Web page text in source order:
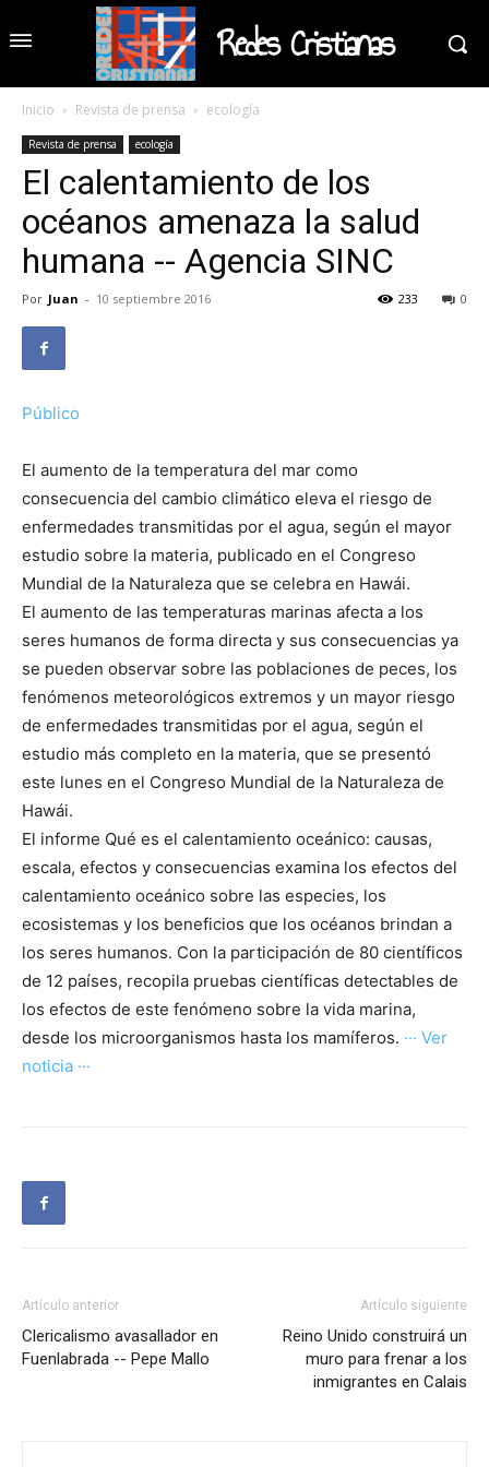
Redes Cristianas
Inicio Revista de prensa ecología
Revista de prensa ecología
El calentamiento de los
océanos amenaza la salud
humana -- Agencia SINC
Por Juan - 10 septiembre 2016 0
233
Público
El aumento de la temperatura del mar como
consecuencia del cambio climático eleva el riesgo de
enfermedades transmitidas por el agua, según el mayor
estudio sobre la materia, publicado en el Congreso
Mundial de la Naturaleza que se celebra en Hawái.
El aumento de las temperaturas marinas afecta a los
seres humanos de forma directa y sus consecuencias ya
se pueden observar sobre las poblaciones de peces, los
fenómenos meteorológicos extremos y un mayor riesgo
de enfermedades transmitidas por el agua, según el
estudio más completo en la materia, que se presentó
este lunes en el Congreso Mundial de la Naturaleza de
Hawái.
El informe Qué es el calentamiento oceánico: causas,
escala, efectos y consecuencias examina los efectos del
calentamiento oceánico sobre las especies, los
ecosistemas y los beneficios que los océanos brindan a
los seres humanos. Con la participación de 80 científicos
de 12 países, recopila pruebas científicas detectables de
los efectos de este fenómeno sobre la vida marina,
desde los microorganismos hasta los mamíferos. ··· Ver
noticia ···
Artículo anterior
Clericalismo avasallador en
Fuenlabrada -- Pepe Mallo
Artículo siguiente
Reino Unido construirá un
muro para frenar a los
inmigrantes en Calais